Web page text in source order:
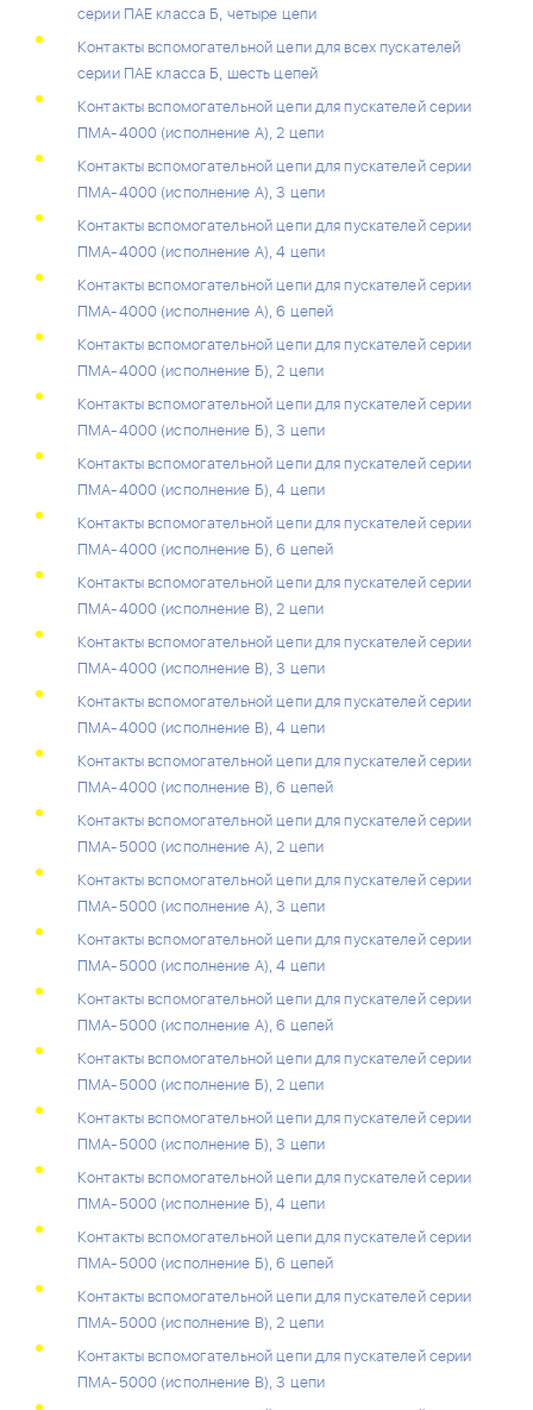
серии ПАЕ класса Б, четыре цепи
Контакты вспомогательной цепи для всех пускателей
серии ПАЕ класса Б, шесть цепей
Контакты вспомогательной цепи для пускателей серии
ПМА-4000 (исполнение А), 2 цепи
Контакты вспомогательной цепи для пускателей серии
ПМА-4000 (исполнение А), 3 цепи
Контакты вспомогательной цепи для пускателей серии
ПМА-4000 (исполнение А), 4 цепи
Контакты вспомогательной цепи для пускателей серии
ПМА-4000 (исполнение А), 6 цепей
Контакты вспомогательной цепи для пускателей серии
ПМА-4000 (исполнение Б), 2 цепи
Контакты вспомогательной цепи для пускателей серии
ПМА-4000 (исполнение Б), 3 цепи
Контакты вспомогательной цепи для пускателей серии
ПМА-4000 (исполнение Б), 4 цепи
Контакты вспомогательной цепи для пускателей серии
ПМА-4000 (исполнение Б), 6 цепей
Контакты вспомогательной цепи для пускателей серии
ПМА-4000 (исполнение В), 2 цепи
Контакты вспомогательной цепи для пускателей серии
ПМА-4000 (исполнение В), 3 цепи
Контакты вспомогательной цепи для пускателей серии
ПМА-4000 (исполнение В), 4 цепи
Контакты вспомогательной цепи для пускателей серии
ПМА-4000 (исполнение В), 6 цепей
Контакты вспомогательной цепи для пускателей серии
ПМА-5000 (исполнение А), 2 цепи
Контакты вспомогательной цепи для пускателей серии
ПМА-5000 (исполнение А), 3 цепи
Контакты вспомогательной цепи для пускателей серии
ПМА-5000 (исполнение А), 4 цепи
Контакты вспомогательной цепи для пускателей серии
ПМА-5000 (исполнение А), 6 цепей
Контакты вспомогательной цепи для пускателей серии
ПМА-5000 (исполнение Б), 2 цепи
Контакты вспомогательной цепи для пускателей серии
ПМА-5000 (исполнение Б), 3 цепи
Контакты вспомогательной цепи для пускателей серии
ПМА-5000 (исполнение Б), 4 цепи
Контакты вспомогательной цепи для пускателей серии
ПМА-5000 (исполнение Б), 6 цепей
Контакты вспомогательной цепи для пускателей серии
ПМА-5000 (исполнение В), 2 цепи
Контакты вспомогательной цепи для пускателей серии
ПМА-5000 (исполнение В), 3 цепи